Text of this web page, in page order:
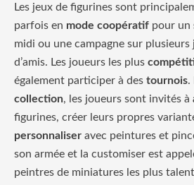
Les jeux de figurines sont
parfois en mode coopératif pour un
midi ou une campagne sur
d’amis. Les joueurs les plus
également participer à des tournois.
collection, les joueurs sont invités à
figurines, créer leurs propres
personnaliser avec peintures et
son armée et la customiser est
peintres de miniatures les plus